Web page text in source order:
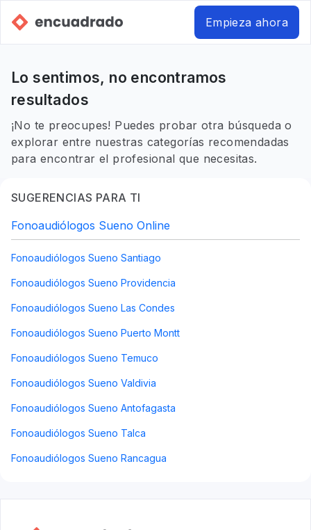
Empieza ahora
Lo sentimos, no encontramos
resultados
¡No te preocupes! Puedes probar otra búsqueda o
explorar entre nuestras categorías recomendadas
para encontrar el profesional que necesitas.
SUGERENCIAS PARA TI
Fonoaudiólogos Sueno Online
Fonoaudiólogos Sueno Santiago
Fonoaudiólogos Sueno Providencia
Fonoaudiólogos Sueno Las Condes
Fonoaudiólogos Sueno Puerto Montt
Fonoaudiólogos Sueno Temuco
Fonoaudiólogos Sueno Valdivia
Fonoaudiólogos Sueno Antofagasta
Fonoaudiólogos Sueno Talca
Fonoaudiólogos Sueno Rancagua